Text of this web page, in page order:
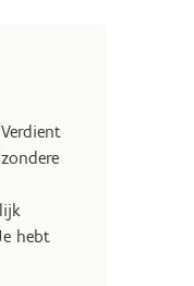
hebt